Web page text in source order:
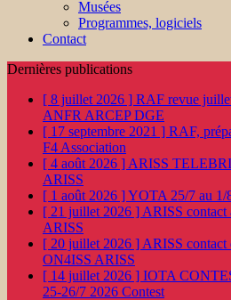
Musées
Programmes, logiciels
Contact
Dernières publications
[ 8 juillet 2026 ] RAF revue
ANFR ARCEP DGE
[ 17 septembre 2021 ] RAF,
F4 Association
[ 4 août 2026 ] ARISS
ARISS
[ 1 août 2026 ]YOTA 25/7 au 1/
[ 21 juillet 2026 ] ARISS contact
ARISS
[ 20 juillet 2026 ] ARISS contact
ON4ISS ARISS
[ 14 juillet 2026 ] IOTA
25-26/7 2026 Contest